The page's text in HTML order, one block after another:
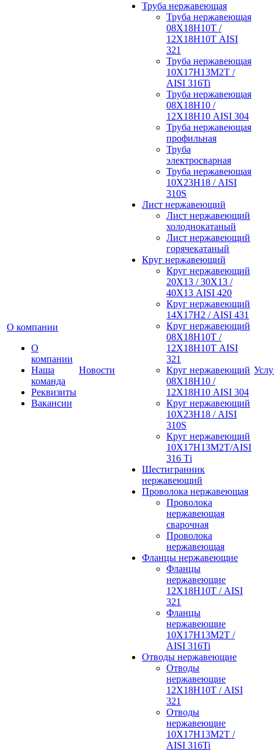
О компании
О
компании
Наша
команда
Реквизиты
Вакансии
Новости
Труба нержавеющая
Труба нержавеющая
08Х18Н10Т /
12Х18Н10Т AISI
321
Труба нержавеющая
10Х17Н13М2Т /
AISI 316Ti
Труба нержавеющая
08Х18Н10 /
12Х18Н10 AISI 304
Труба нержавеющая
профильная
Труба
электросварная
Труба нержавеющая
10Х23Н18 / AISI
310S
Лист нержавеющий
Лист нержавеющий
холоднокатаный
Лист нержавеющий
горячекатаный
Круг нержавеющий
Круг нержавеющий
20Х13 / 30Х13 /
40Х13 AISI 420
Круг нержавеющий
14Х17Н2 / AISI 431
Круг нержавеющий
08Х18Н10Т /
12Х18Н10Т AISI
321
Круг нержавеющий
08Х18Н10 /
12Х18Н10 AISI 304
Круг нержавеющий
10Х23Н18 / AISI
310S
Круг нержавеющий
10Х17Н13М2Т/AISI
316 Тi
Шестигранник
нержавеющий
Проволока нержавеющая
Проволока
нержавеющая
сварочная
Проволока
нержавеющая
Фланцы нержавеющие
Фланцы
нержавеющие
12Х18Н10Т / AISI
321
Фланцы
нержавеющие
10Х17Н13М2Т /
AISI 316Ti
Отводы нержавеющие
Отводы
нержавеющие
12Х18Н10Т / AISI
321
Отводы
нержавеющие
10Х17Н13М2Т /
AISI 316Ti